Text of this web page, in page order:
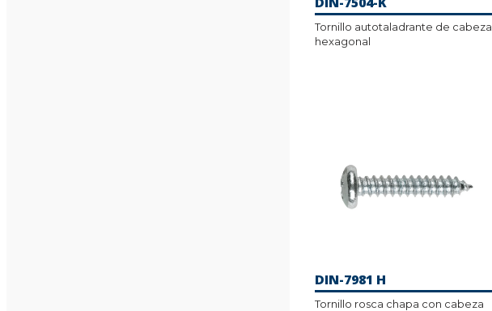
Tornillo autotaladrante de cabeza
hexagonal
DIN-7981 H
Tornillo rosca chapa con cabeza